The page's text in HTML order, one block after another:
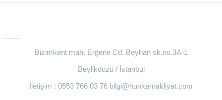
Bizimkent mah. Ergene Cd. Beyhan sk.no.3A-1
Beylikdüzü / İstanbul
İletişim : 0553 766 03 76 bilgi@hunkarnakliyat.com